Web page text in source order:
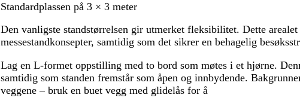
Standardplassen på 3 × 3 meter
Den vanligste standstørrelsen gir utmerket fleksibilitet. Dette
messestandkonsepter, samtidig som det sikrer en behagelig
Lag en L-formet oppstilling med to bord som møtes i et hjørne.
samtidig som standen fremstår som åpen og innbydende.
veggene – bruk en buet vegg med glidelås for å